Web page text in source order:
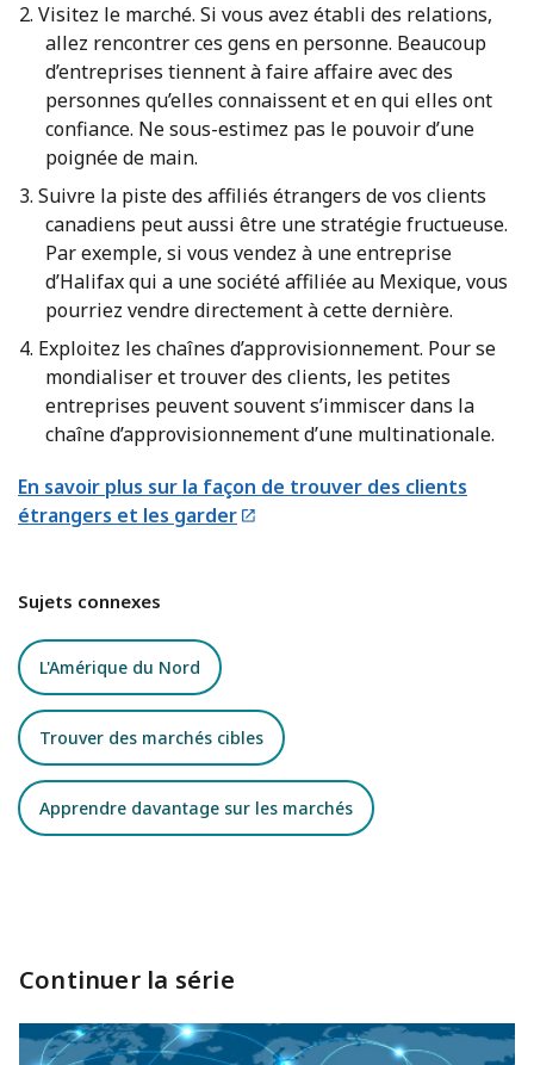
Visitez le marché. Si vous avez établi des relations,
allez rencontrer ces gens en personne. Beaucoup
d’entreprises tiennent à faire affaire avec des
personnes qu’elles connaissent et en qui elles ont
confiance. Ne sous-estimez pas le pouvoir d’une
poignée de main.
Suivre la piste des affiliés étrangers de vos clients
canadiens peut aussi être une stratégie fructueuse.
Par exemple, si vous vendez à une entreprise
d’Halifax qui a une société affiliée au Mexique, vous
pourriez vendre directement à cette dernière.
Exploitez les chaînes d’approvisionnement. Pour se
mondialiser et trouver des clients, les petites
entreprises peuvent souvent s’immiscer dans la
chaîne d’approvisionnement d’une multinationale.
En savoir plus sur la façon de trouver des clients
étrangers et les garder
Sujets connexes
L'Amérique du Nord
Trouver des marchés cibles
Apprendre davantage sur les marchés
Continuer la série